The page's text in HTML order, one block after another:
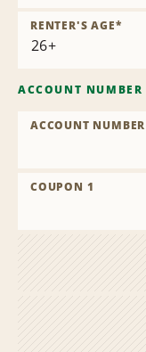
RENTER'S AGE*
ACCOUNT NUMBER
ACCOUNT NUMBER
COUPON 1